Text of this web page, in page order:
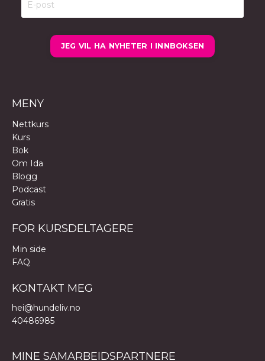
JEG VIL HA NYHETER I INNBOKSEN
MENY
Nettkurs
Kurs
Bok
Om Ida
Blogg
Podcast
Gratis
FOR KURSDELTAGERE
Min side
FAQ
KONTAKT MEG
hei@hundeliv.no
40486985
MINE SAMARBEIDSPARTNERE